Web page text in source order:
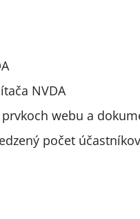
NVDA
webu a
počet účastníkov